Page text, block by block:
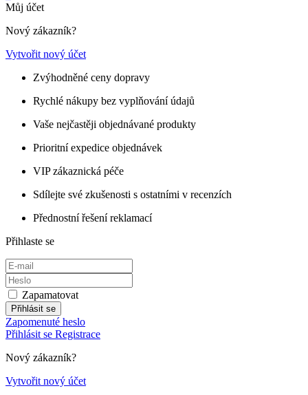
Můj účet
Nový zákazník?
Vytvořit nový účet
Zvýhodněné ceny dopravy
Rychlé nákupy bez vyplňování údajů
Vaše nejčastěji objednávané produkty
Prioritní expedice objednávek
VIP zákaznická péče
Sdílejte své zkušenosti s ostatními v recenzích
Přednostní řešení reklamací
Přihlaste se
Zapamatovat
Přihlásit se
Zapomenuté heslo
Přihlásit se Registrace
Nový zákazník?
Vytvořit nový účet